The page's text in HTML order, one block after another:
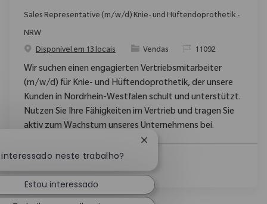
Sales Representative (m/w/d) Knie- und Hüftendoprothetik -
NRW
Disponível em 13 locais
Categoria
Vendas ReqId11092
Wir suchen einen engagierten Vertriebsmitarbeiter
(m/w/d) für Knie- und Hüftendoprothetik, der unsere
Kunden in Nordrhein-Westfalen schult und unterstützt.
Nutzen Sie Ihre Fähigkeiten im Vertrieb und tragen Sie
aktiv zum Wachstum unseres Unternehmens bei.
neste trabalho?
Fechar notificação de
Estou interessado